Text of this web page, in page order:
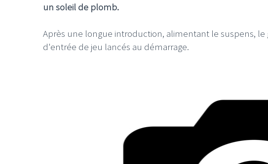
un soleil de plomb.
Après une longue introduction, alimentant le suspens,
d'entrée de jeu lancés au démarrage.